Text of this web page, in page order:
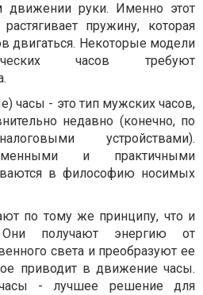
движении руки. Именно этот
пружину, которая
двигаться. Некоторые модели
часов требуют
часы - это тип мужских часов,
недавно (конечно, по
устройствами).
и практичными
в философию носимых
по тому же принципу, что и
Они получают энергию от
света и преобразуют ее
приводит в движение часы.
- лучшее решение для